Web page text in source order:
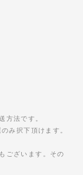
方法です。
み択下頂けます。
ございます。その